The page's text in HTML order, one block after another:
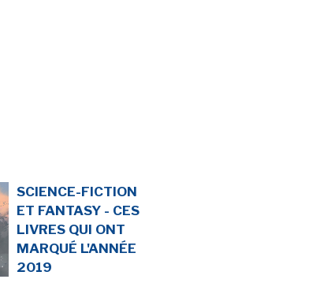
SCIENCE-FICTION
ET FANTASY - CES
LIVRES QUI ONT
MARQUÉ L'ANNÉE
2019